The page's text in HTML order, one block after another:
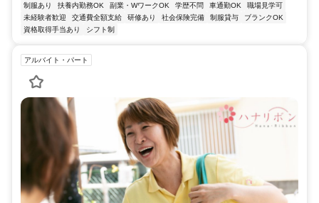
制服あり 扶養内勤務OK 副業・WワークOK 学歴不問 車通勤OK
職場見学可
未経験者歓迎
交通費全額支給 研修あり 社会保険完備 制服貸与
ブランクOK
資格取得手当あり
シフト制
アルバイト・パート